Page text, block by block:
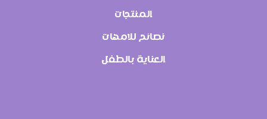
المنتجات
نصائح للامهات
العناية بالطفل